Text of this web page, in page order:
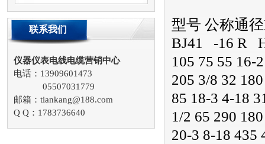
联系我们
仪器仪表电线电缆营销中心
电话：13909601473
05507031779
邮箱：tiankang@188.com
Q Q：1783736640
型号 公称通
BJ41 -16 R H
105 75 55 16-
205 3/8 32
85 18-3 4-18
1/2 65 290
20-3 8-18 435